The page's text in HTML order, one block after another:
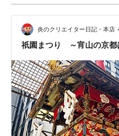
炎のクリエイター日記・本店
祇園まつり ～宵山の京都